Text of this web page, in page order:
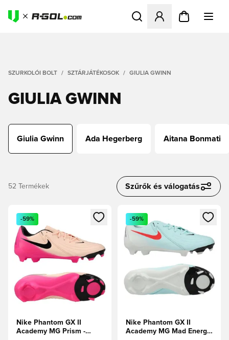
Megnyit egy modált a
SZURKOLÓI BOLT SZTÁRJÁTÉKOSOK GIULIA GWINN
GIULIA GWINN
Giulia Gwinn Ada Hegerberg Aitana Bonmati
52 Termékek Szűrők és válogatás
Megnyit egy modált a bejelentkezéshez vagy a tagként
-59%
Nike Phantom GX II
Academy MG Prism -
Megnyit egy modált a
-59%
Nike Phantom GX II
Academy MG Mad Energy